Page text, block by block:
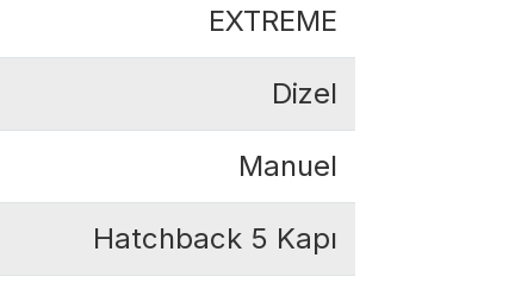
EXTREME
Dizel
Manuel
Hatchback 5 Kapı